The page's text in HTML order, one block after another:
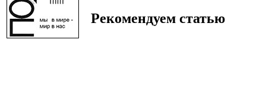
Рекомендуем статью